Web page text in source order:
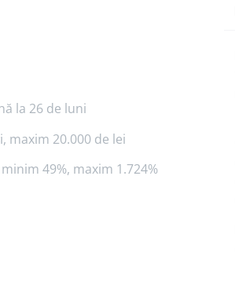
la 26 de luni
maxim 20.000 de lei
minim 49%, maxim 1.724%